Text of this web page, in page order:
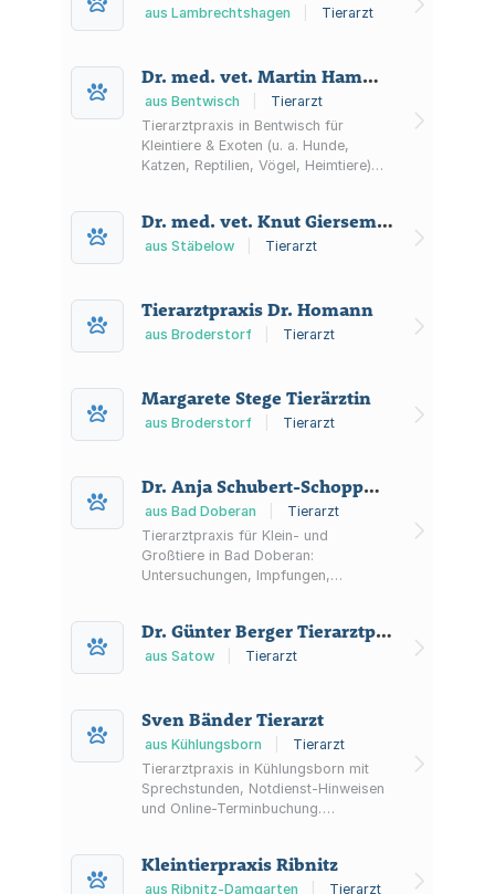
aus Lambrechtshagen Tierarzt
Dr. med. vet. Martin Hammer Tierarzt
aus Bentwisch
Tierarzt
Tierarztpraxis in Bentwisch für
Kleintiere & Exoten (u. a. Hunde,
Katzen, Reptilien, Vögel, Heimtiere)
Eingriffen.
Dr. med. vet. Knut Giersemehl Fachtierarzt für Pferde u. Fachtierarzt für Chirurgie
aus Stäbelow Tierarzt
Tierarztpraxis Dr. Homann
aus Broderstorf Tierarzt
Margarete Stege Tierärztin
aus Broderstorf Tierarzt
Dr. Anja Schubert-Schoppmeyer
aus Bad Doberan
Tierarzt
Tierarztpraxis für Klein- und
Großtiere in Bad Doberan:
Untersuchungen, Impfungen,
Bestandsbetreuung sowie
Trichinenuntersuchung. Sprechzeiten
Dr. Günter Berger Tierarztpraxis
aus Satow Tierarzt
Sven Bänder Tierarzt
aus Kühlungsborn
Tierarzt
Tierarztpraxis in Kühlungsborn mit
Sprechstunden, Notdienst-Hinweisen
und Online-Terminbuchung.
Anfahrt.
Kleintierpraxis Ribnitz
aus Ribnitz-Damgarten Tierarzt